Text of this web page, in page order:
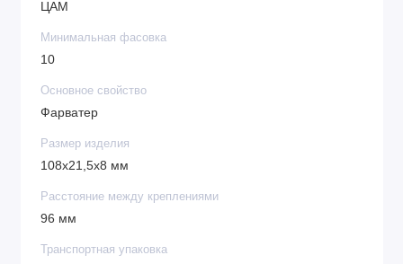
ЦАМ
Минимальная фасовка
10
Основное свойство
Фарватер
Размер изделия
108х21,5х8 мм
Расстояние между креплениями
96 мм
Транспортная упаковка